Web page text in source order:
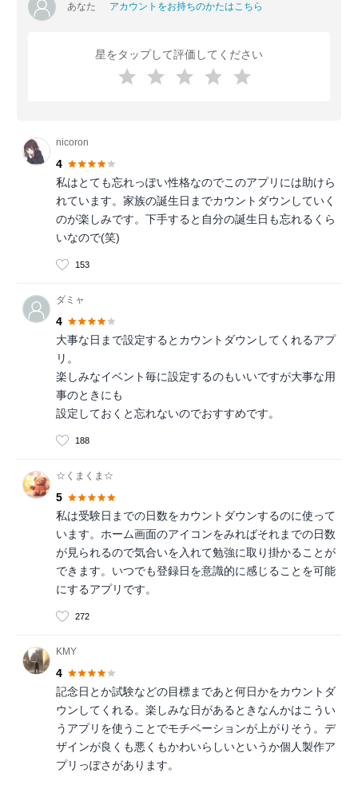
あなた アカウントをお持ちのかたはこちら
星をタップして評価してください
nicoron
4
私はとても忘れっぽい性格なのでこのアプリには助けら
れています。家族の誕生日までカウントダウンしていく
のが楽しみです。下手すると自分の誕生日も忘れるくら
いなので(笑)
153
ダミャ
4
大事な日まで設定するとカウントダウンしてくれるアプ
リ。
楽しみなイベント毎に設定するのもいいですが大事な用
事のときにも
設定しておくと忘れないのでおすすめです。
188
☆くまくま☆
5
私は受験日までの日数をカウントダウンするのに使って
います。ホーム画面のアイコンをみればそれまでの日数
が見られるので気合いを入れて勉強に取り掛かることが
できます。いつでも登録日を意識的に感じることを可能
にするアプリです。
272
KMY
4
記念日とか試験などの目標まであと何日かをカウントダ
ウンしてくれる。楽しみな日があるときなんかはこうい
うアプリを使うことでモチベーションが上がりそう。デ
ザインが良くも悪くもかわいらしいというか個人製作ア
プリっぽさがあります。